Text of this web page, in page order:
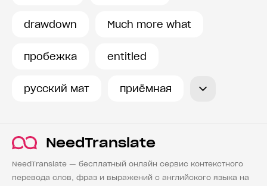
drawdown Much more what
пробежка entitled
русский мат приёмная
NeedTranslate
NeedTranslate — бесплатный онлайн сервис контекстного
перевода слов, фраз и выражений с английского языка на